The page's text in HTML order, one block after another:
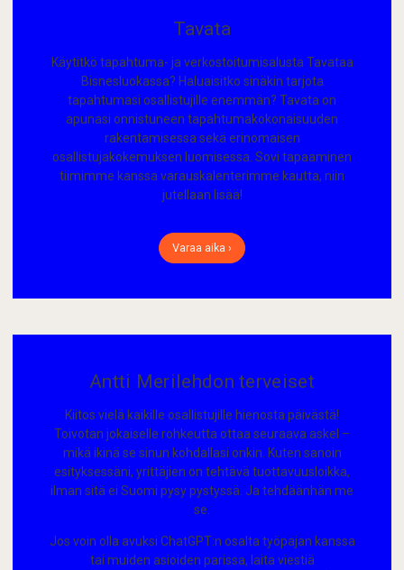
Tavata
Käytitkö tapahtuma- ja verkostoitumisalusta Tavataa
Bisnesluokassa? Haluaisitko sinäkin tarjota
tapahtumasi osallistujille enemmän? Tavata on
apunasi onnistuneen tapahtumakokonaisuuden
rakentamisessa sekä erinomaisen
osallistujakokemuksen luomisessa. Sovi tapaaminen
tiimimme kanssa varauskalenterimme kautta, niin
jutellaan lisää!
Varaa aika ›
Antti Merilehdon terveiset
Kiitos vielä kaikille osallistujille hienosta päivästä!
Toivotan jokaiselle rohkeutta ottaa seuraava askel –
mikä ikinä se sinun kohdallasi onkin. Kuten sanoin
esityksessäni, yrittäjien on tehtävä tuottavuusloikka,
ilman sitä ei Suomi pysy pystyssä. Ja tehdäänhän me
se.
Jos voin olla avuksi ChatGPT:n osalta työpajan kanssa
tai muiden asioiden parissa, laita viestiä